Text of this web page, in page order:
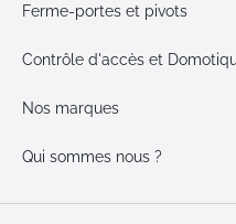
Ferme-portes et pivots
Contrôle d'accès et
Nos marques
Qui sommes nous ?